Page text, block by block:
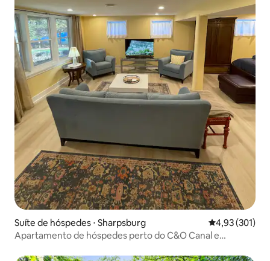
Suíte de hóspedes ⋅ Sharpsburg 4,93 de uma
4,93 (301)
Apartamento de hóspedes perto do C&O Canal e